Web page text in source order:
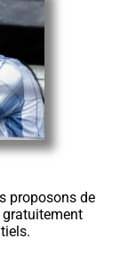
proposons de